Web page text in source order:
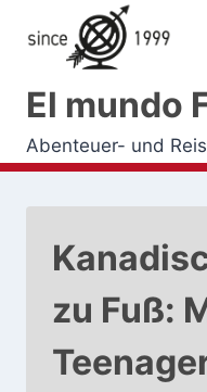
Inhalt
springen
El mundo
Abenteuer- und
zu Fuß: